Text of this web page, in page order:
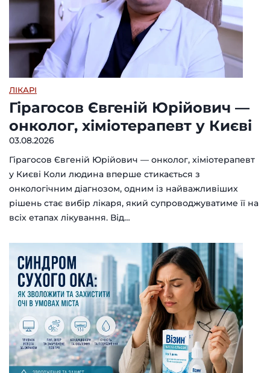
ЛІКАРІ
Гірагосов Євгеній Юрійович —
онколог, хіміотерапевт у Києві
03.08.2026
Гірагосов Євгеній Юрійович — онколог, хіміотерапевт
у Києві Коли людина вперше стикається з
онкологічним діагнозом, одним із найважливіших
рішень стає вибір лікаря, який супроводжуватиме її на
всіх етапах лікування. Від…